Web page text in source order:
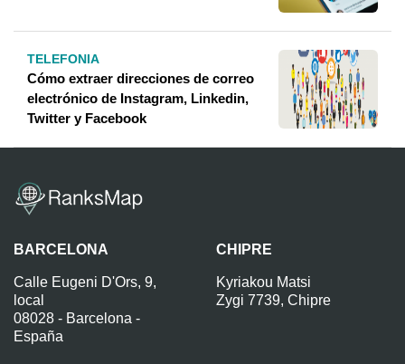
TELEFONIA
Cómo extraer direcciones de correo
electrónico de Instagram, Linkedin,
Twitter y Facebook
BARCELONA
Calle Eugeni D'Ors, 9,
local
08028 - Barcelona -
España
CHIPRE
Kyriakou Matsi
Zygi 7739, Chipre